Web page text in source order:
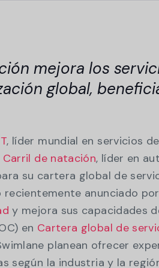
mejora los
global,
, líder mundial en servicios
Carril de natación, líder en
su cartera global de
recientemente anunciado por
y mejora sus capacidades
en Cartera global de
planean ofrecer
según la industria y la